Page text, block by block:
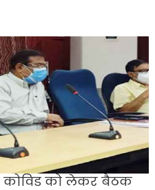
कोविड को लेकर बैठक